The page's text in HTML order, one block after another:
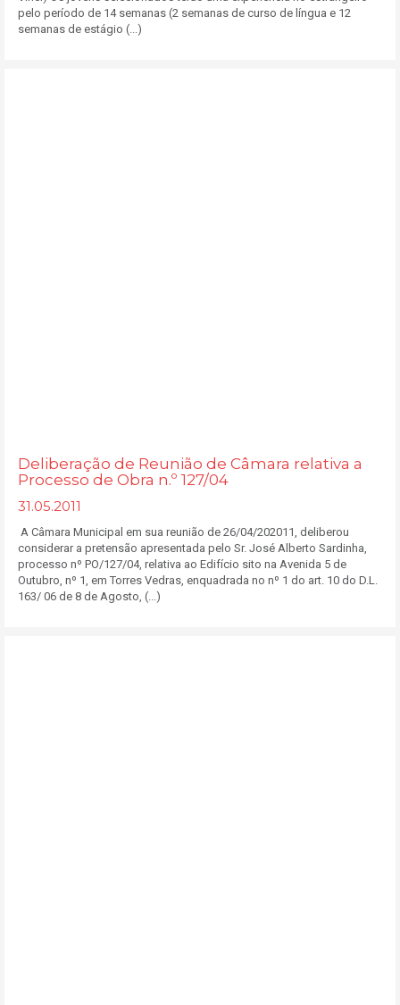
pelo período de 14 semanas (2 semanas de curso de língua e 12
semanas de estágio (...)
Deliberação de Reunião de Câmara relativa a
Processo de Obra n.º 127/04
31.05.2011
A Câmara Municipal em sua reunião de 26/04/202011, deliberou
considerar a pretensão apresentada pelo Sr. José Alberto Sardinha,
processo nº PO/127/04, relativa ao Edifício sito na Avenida 5 de
Outubro, nº 1, em Torres Vedras, enquadrada no nº 1 do art. 10 do D.L.
163/ 06 de 8 de Agosto, (...)